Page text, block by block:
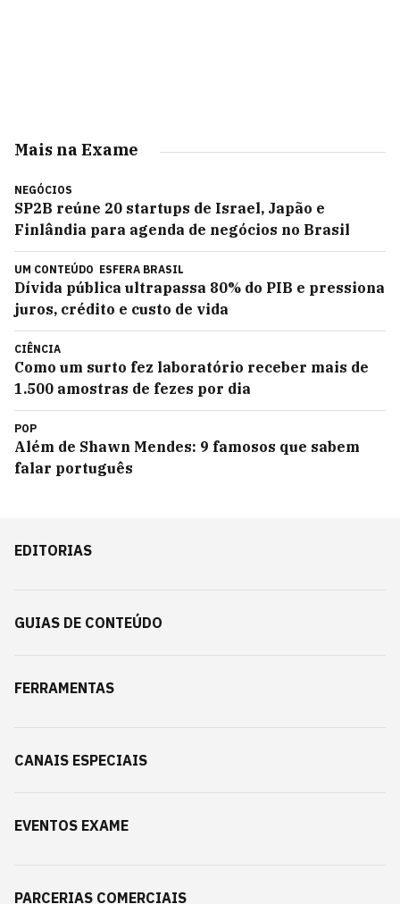
Mais na Exame
NEGÓCIOS
SP2B reúne 20 startups de Israel, Japão e
Finlândia para agenda de negócios no Brasil
UM CONTEÚDO ESFERA BRASIL
Dívida pública ultrapassa 80% do PIB e pressiona
juros, crédito e custo de vida
CIÊNCIA
Como um surto fez laboratório receber mais de
1.500 amostras de fezes por dia
POP
Além de Shawn Mendes: 9 famosos que sabem
falar português
EDITORIAS
GUIAS DE CONTEÚDO
FERRAMENTAS
CANAIS ESPECIAIS
EVENTOS EXAME
PARCERIAS COMERCIAIS